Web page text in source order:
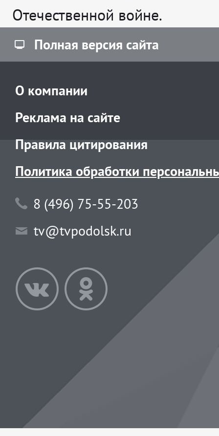
Отечественной войне.
Полная версия сайта
О компании
Реклама на сайте
Правила цитирования
Политика обработки
8 (496) 75-55-203
tv@tvpodolsk.ru